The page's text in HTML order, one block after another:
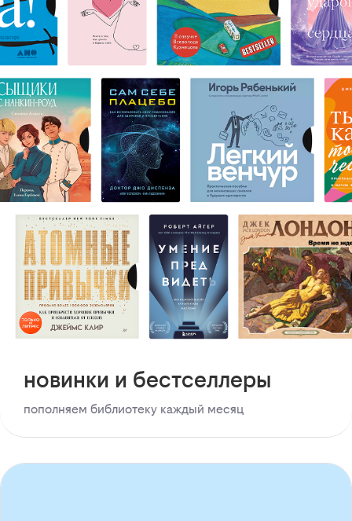
новинки и бестселлеры
пополняем библиотеку каждый месяц